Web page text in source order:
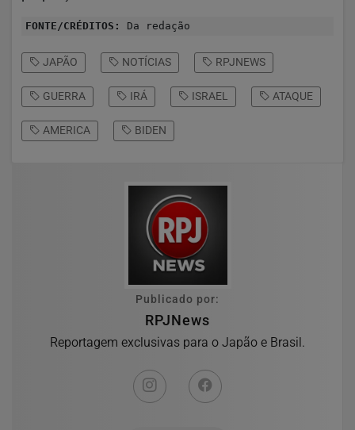
FONTE/CRÉDITOS: Da redação
JAPÃO NOTÍCIAS RPJNEWS
GUERRA IRÁ ISRAEL ATAQUE
AMERICA BIDEN
Publicado por:
RPJNews
Reportagem exclusivas para o Japão e Brasil.